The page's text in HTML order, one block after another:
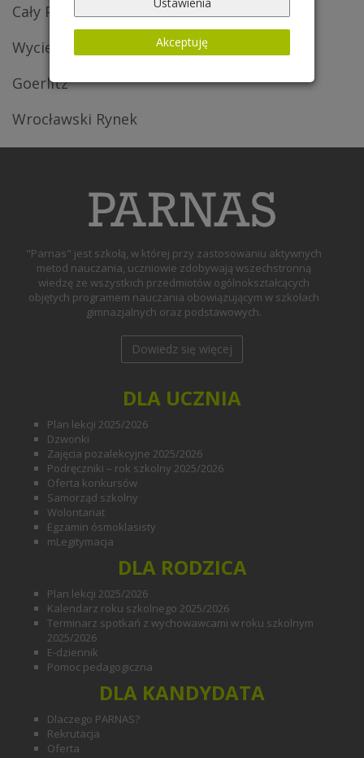
Akceptuję
Cały Parnas w sztucznej krwi
Wycieczka do Poczdamu
Goerlitz
Wrocławski Rynek
"Parnas" jest szkołą, w której przy zastosowaniu aktywnych
metod nauczania, uczniowie zdobywają wszechstronną
wiedzę ze wszystkich przedmiotów ogólnokształcących
objętych programem nauczania obowiązującym w szkołach
gimnazjalnych oraz podstawowych.
Dowiedz się więcej
DLA UCZNIA
Plan lekcji 2025/2026
Dzwonki
Zajęcia pozalekcyjne 2025/2026
Podręczniki – rok szkolny 2025/2026
Oferta konkursów
Samorząd szkolny
Wolontariat
Egzamin ósmoklasisty
mLegitymacja
DLA RODZICA
Plan lekcji 2025/2026
Kalendarz roku szkolnego 2025/2026
Terminarz spotkań z wychowawcami w roku szkolnym
2025/2026
E-dziennik
Pomoc pedagogiczna
DLA KANDYDATA
Dlaczego PARNAS?
Rekrutacja
Oferta